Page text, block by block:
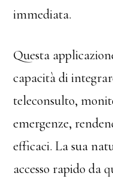
immediata.
Questa
capacità di
teleconsulto,
emergenze,
efficaci. La sua
accesso rapido da